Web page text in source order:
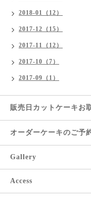
2018-01（12）
2017-12（15）
2017-11（12）
2017-10（7）
2017-09（1）
販売日カットケーキお
オーダーケーキのご予
Gallery
Access